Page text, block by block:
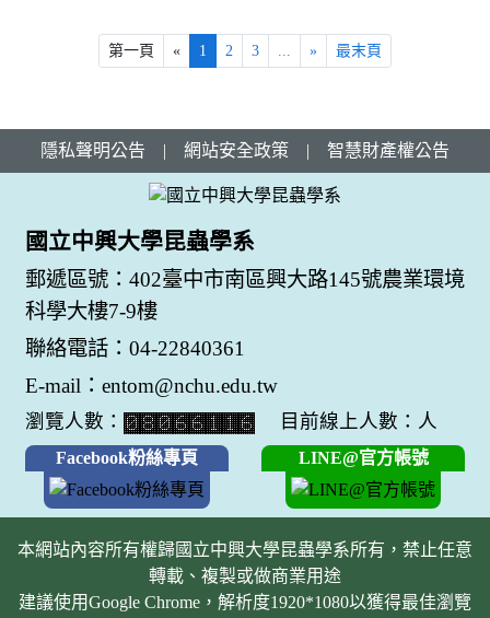
第一頁 « 1 2 3 » 最末頁
隱私聲明公告 | 網站安全政策 | 智慧財產權公告
國立中興大學昆蟲學系
郵遞區號：402臺中市南區興大路145號農業環境
科學大樓7-9樓
聯絡電話：04-22840361
E-mail：entom@nchu.edu.tw
瀏覽人數： 目前線上人數：人
Facebook粉絲專頁 LINE@官方帳號
本網站內容所有權歸國立中興大學昆蟲學系所有，禁止任意
轉載、複製或做商業用途
建議使用Google Chrome，解析度1920*1080以獲得最佳瀏覽